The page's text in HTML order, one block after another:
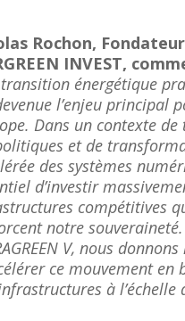
Rochon,
INVEST,
énergétique
l’enjeu principal
Dans un contexte de
et de
des systèmes
d’investir
compétitives
notre souveraineté.
V, nous
ce mouvement en
à l’échelle